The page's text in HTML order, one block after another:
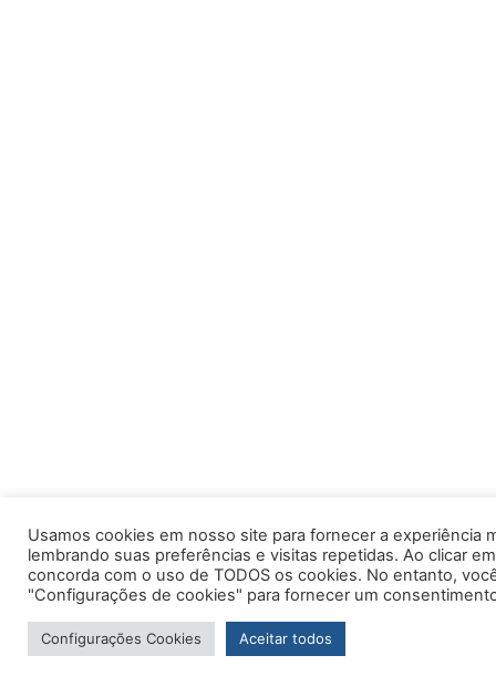
Usamos cookies em nosso site para fornecer a experiência
lembrando suas preferências e visitas repetidas. Ao clicar
concorda com o uso de TODOS os cookies. No entanto,
"Configurações de cookies" para fornecer um
Configurações Cookies Aceitar todos